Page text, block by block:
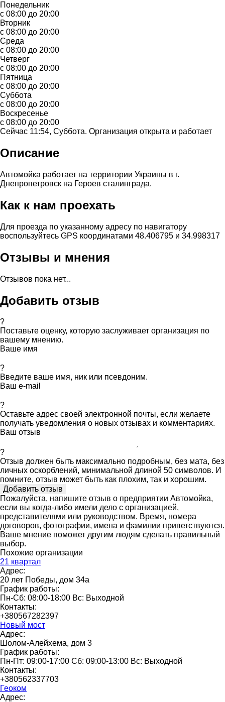
Понедельник
с 08:00 до 20:00
Вторник
с 08:00 до 20:00
Среда
с 08:00 до 20:00
Четверг
с 08:00 до 20:00
Пятница
с 08:00 до 20:00
Суббота
с 08:00 до 20:00
Воскресенье
с 08:00 до 20:00
Сейчас 11:54, Суббота. Организация открыта и работает
Описание
Автомойка работает на территории Украины в г.
Днепропетровск на Героев сталинграда.
Как к нам проехать
Для проезда по указанному адресу по навигатору
воспользуйтесь GPS координатами 48.406795 и 34.998317
Отзывы и мнения
Отзывов пока нет...
Добавить отзыв
?
Поставьте оценку, которую заслуживает организация по
вашему мнению.
Ваше имя
?
Введите ваше имя, ник или псевдоним.
Ваш e-mail
?
Оставьте адрес своей электронной почты, если желаете
получать уведомления о новых отзывах и комментариях.
Ваш отзыв
?
Отзыв должен быть максимально подробным, без мата, без
личных оскорблений, минимальной длиной 50 символов. И
помните, отзыв может быть как плохим, так и хорошим.
Пожалуйста, напишите отзыв о предприятии Автомойка,
если вы когда-либо имели дело с организацией,
представителями или руководством. Время, номера
договоров, фотографии, имена и фамилии приветствуются.
Ваше мнение поможет другим людям сделать правильный
выбор.
Похожие организации
21 квартал
Адрес:
20 лет Победы, дом 34а
График работы:
Пн-Сб: 08:00-18:00 Вс: Выходной
Контакты:
+380567282397
Новый мост
Адрес:
Шолом-Алейхема, дом 3
График работы:
Пн-Пт: 09:00-17:00 Сб: 09:00-13:00 Вс: Выходной
Контакты:
+380562337703
Геоком
Адрес: